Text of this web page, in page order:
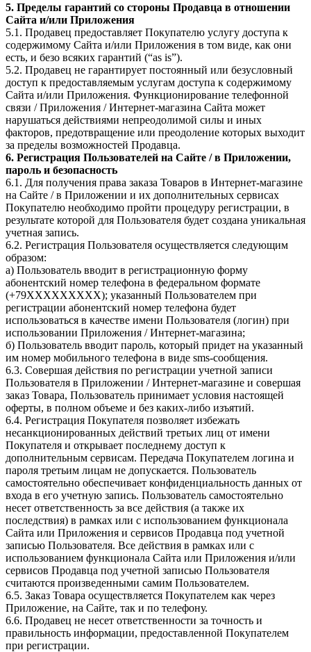
5. Пределы гарантий со стороны Продавца в отношении
Сайта и/или Приложения
5.1. Продавец предоставляет Покупателю услугу доступа к
содержимому Сайта и/или Приложения в том виде, как они
есть, и безо всяких гарантий (“as is”).
5.2. Продавец не гарантирует постоянный или безусловный
доступ к предоставляемым услугам доступа к содержимому
Сайта и/или Приложения. Функционирование телефонной
связи / Приложения / Интернет-магазина Сайта может
нарушаться действиями непреодолимой силы и иных
факторов, предотвращение или преодоление которых выходит
за пределы возможностей Продавца.
6. Регистрация Пользователей на Сайте / в Приложении,
пароль и безопасность
6.1. Для получения права заказа Товаров в Интернет-магазине
на Сайте / в Приложении и их дополнительных сервисах
Покупателю необходимо пройти процедуру регистрации, в
результате которой для Пользователя будет создана уникальная
учетная запись.
6.2. Регистрация Пользователя осуществляется следующим
образом:
а) Пользователь вводит в регистрационную форму
абонентский номер телефона в федеральном формате
(+79ХХХХХХХХХ); указанный Пользователем при
регистрации абонентский номер телефона будет
использоваться в качестве имени Пользователя (логин) при
использовании Приложения / Интернет-магазина;
б) Пользователь вводит пароль, который придет на указанный
им номер мобильного телефона в виде sms-сообщения.
6.3. Совершая действия по регистрации учетной записи
Пользователя в Приложении / Интернет-магазине и совершая
заказ Товара, Пользователь принимает условия настоящей
оферты, в полном объеме и без каких-либо изъятий.
6.4. Регистрация Покупателя позволяет избежать
несанкционированных действий третьих лиц от имени
Покупателя и открывает последнему доступ к
дополнительным сервисам. Передача Покупателем логина и
пароля третьим лицам не допускается. Пользователь
самостоятельно обеспечивает конфиденциальность данных от
входа в его учетную запись. Пользователь самостоятельно
несет ответственность за все действия (а также их
последствия) в рамках или с использованием функционала
Сайта или Приложения и сервисов Продавца под учетной
записью Пользователя. Все действия в рамках или с
использованием функционала Сайта или Приложения и/или
сервисов Продавца под учетной записью Пользователя
считаются произведенными самим Пользователем.
6.5. Заказ Товара осуществляется Покупателем как через
Приложение, на Сайте, так и по телефону.
6.6. Продавец не несет ответственности за точность и
правильность информации, предоставленной Покупателем
при регистрации.